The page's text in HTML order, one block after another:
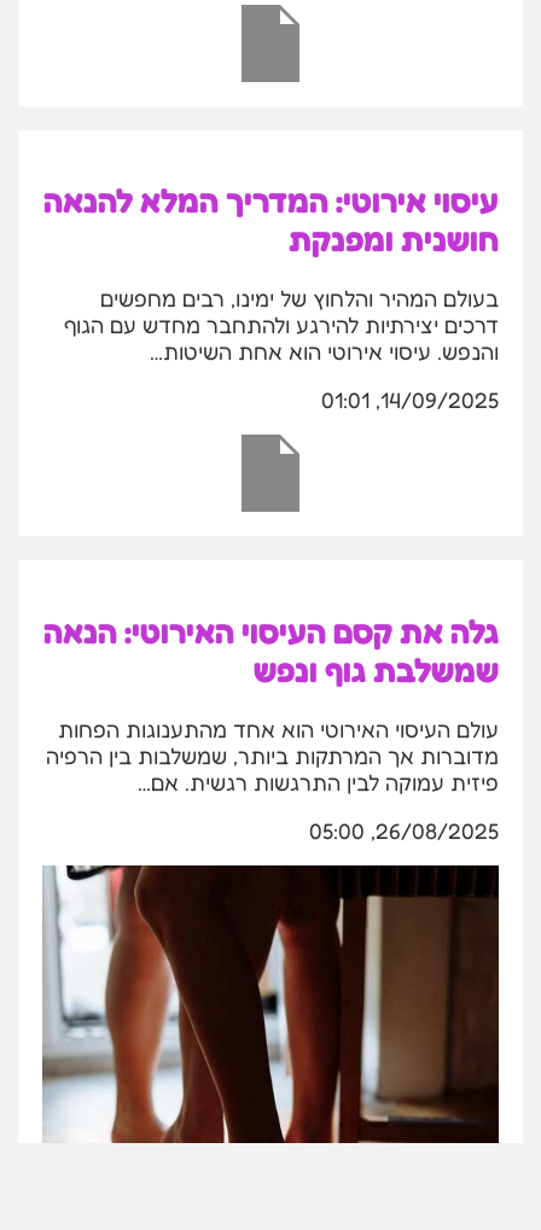
עיסוי אירוטי: המדריך המלא להנאה
חושנית ומפנקת
בעולם המהיר והלחוץ של ימינו, רבים מחפשים
דרכים יצירתיות להירגע ולהתחבר מחדש עם הגוף
והנפש. עיסוי אירוטי הוא אחת השיטות…
14/09/2025, 01:01
גלה את קסם העיסוי האירוטי: הנאה
שמשלבת גוף ונפש
עולם העיסוי האירוטי הוא אחד מהתענוגות הפחות
מדוברות אך המרתקות ביותר, שמשלבות בין הרפיה
פיזית עמוקה לבין התרגשות רגשית. אם…
26/08/2025, 05:00